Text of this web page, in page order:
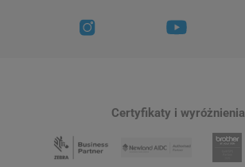
Certyfikaty i wyróżnienia